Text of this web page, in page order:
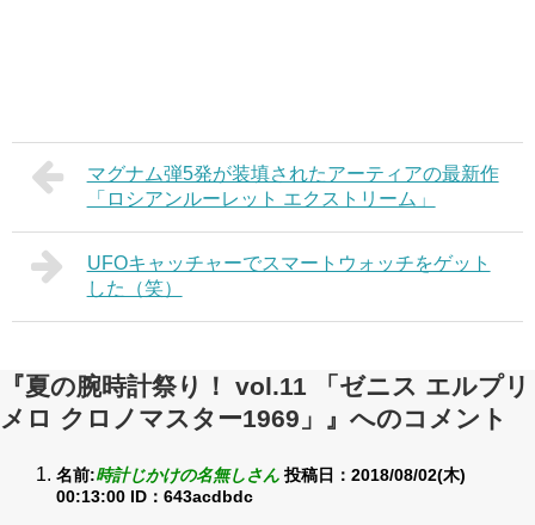
マグナム弾5発が装填されたアーティアの最新作
「ロシアンルーレット エクストリーム」
UFOキャッチャーでスマートウォッチをゲット
した（笑）
『夏の腕時計祭り！ vol.11 「ゼニス エルプリ
メロ クロノマスター1969」』へのコメント
名前:時計じかけの名無しさん 投稿日：2018/08/02(木)
00:13:00 ID：643acdbdc